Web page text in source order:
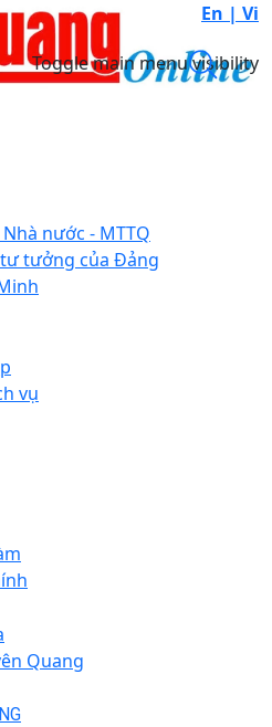
En | Vi
Toggle main menu visibility
nước - MTTQ
tưởng của Đảng
vụ
Quang